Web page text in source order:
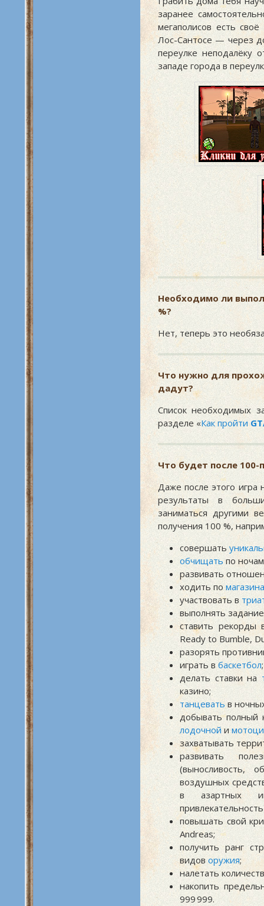
заранее
мегаполисов есть
Лос-Сантосе — через
переулке неподалёку
западе города в
Необходимо ли
%?
Нет, теперь это
Что нужно для
дадут?
Список необходимых
разделе «Как пройти
Что будет после
Даже после этого
результаты в
заниматься другими
получения 100 %,
совершать
обчищать по
развивать
ходить по
участвовать в
выполнять
ставить
Ready to Bumble,
разорять
играть вбаскетбол;
делать ставки на
казино;
танцеватьв
добывать полный
лодочнойи
захватывать
развивать
(выносливость,
воздушных
в азартных
повышать свой
Andreas;
получить ранг
видоворужия;
налетать
накопить
999 999.